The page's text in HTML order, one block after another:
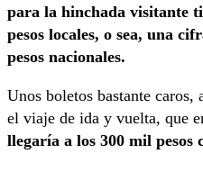
para la hinchada visitante
pesos locales, o sea, una
pesos nacionales.
Unos boletos bastante caros,
el viaje de ida y vuelta, que
llegaría a los 300 mil pesos